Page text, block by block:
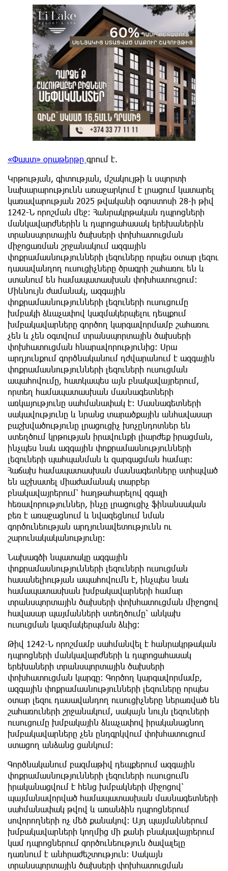
«Փաստ» օրաթերթը գրում է.
Կրթության, գիտության, մշակույթի և սպորտի
նախարարությունն առաջարկում է լրացում կատարել
կառավարության 2025 թվականի օգոստոսի 28-ի թիվ
1242-Ն որոշման մեջ։ Հանրակրթական դպրոցների
մանկավարժներին և դպրոցահասակ երեխաներին
տրանսպորտային ծախսերի փոխհատուցման
միջոցառման շրջանակում ազգային
փոքրամասնությունների լեզուները որպես օտար լեզու
դասավանդող ուսուցիչները ծրագրի շահառու են և
ստանում են համապատասխան փոխհատուցում։
Միևնույն ժամանակ, ազգային
փոքրամասնությունների լեզուների ուսուցումը
խմբակի ձևաչափով կազմակերպելու դեպքում
խմբակավարները գործող կարգավորմամբ շահառու
չեն և չեն օգտվում տրանսպորտային ծախսերի
փոխհատուցման հնարավորությունից։ Սրա
արդյունքում գործնականում դժվարանում է ազգային
փոքրամասնությունների լեզուների ուսուցման
ապահովումը, հատկապես այն բնակավայրերում,
որտեղ համապատասխան մասնագետների
առկայությունը սահմանափակ է։ Մասնագետների
սակավությունը և նրանց տարածքային անհավասար
բաշխվածությունը լրացուցիչ խոչընդոտներ են
ստեղծում կրթության իրավունքի լիարժեք իրացման,
ինչպես նաև ազգային փոքրամասնությունների
լեզուների պահպանման և զարգացման համար։
Հաճախ համապատասխան մասնագետները ստիպված
են աշխատել միաժամանակ տարբեր
բնակավայրերում՝ հաղթահարելով զգալի
հեռավորություններ, ինչը լրացուցիչ ֆինանսական
բեռ է առաջացնում և նվազեցնում նման
գործունեության արդյունավետությունն ու
շարունակականությունը։
Նախագծի նպատակը ազգային
փոքրամասնությունների լեզուների ուսուցման
հասանելիության ապահովումն է, ինչպես նաև
համապատասխան խմբակավարների համար
տրանսպորտային ծախսերի փոխհատուցման միջոցով
հավասար պայմանների ստեղծումը՝ անկախ
ուսուցման կազմակերպման ձևից։
Թիվ 1242-Ն որոշմամբ սահմանվել է հանրակրթական
դպրոցների մանկավարժների և դպրոցահասակ
երեխաների տրանսպորտային ծախսերի
փոխհատուցման կարգը։ Գործող կարգավորմամբ,
ազգային փոքրամասնությունների լեզուները որպես
օտար լեզու դասավանդող ուսուցիչները ներառված են
շահառուների շրջանակում, սակայն նույն լեզուների
ուսուցումը խմբակային ձևաչափով իրականացնող
խմբակավարները չեն ընդգրկվում փոխհատուցում
ստացող անձանց ցանկում։
Գործնականում բազմաթիվ դեպքերում ազգային
փոքրամասնությունների լեզուների ուսուցումն
իրականացվում է հենց խմբակների միջոցով՝
պայմանավորված համապատասխան մասնագետների
սահմանափակ թվով և առանձին դպրոցներում
սովորողների ոչ մեծ քանակով։ Այդ պայմաններում
խմբակավարների կողմից մի քանի բնակավայրերում
կամ դպրոցներում գործունեություն ծավալելը
դառնում է անհրաժեշտություն։ Սակայն
տրանսպորտային ծախսերի փոխհատուցման